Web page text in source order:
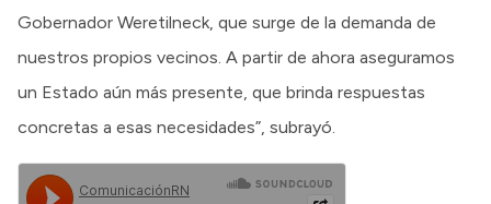
Gobernador Weretilneck, que surge de la demanda de
nuestros propios vecinos. A partir de ahora aseguramos
un Estado aún más presente, que brinda respuestas
concretas a esas necesidades”, subrayó.